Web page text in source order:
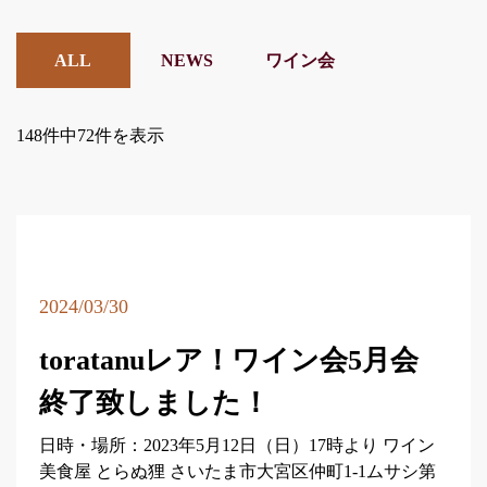
ALL NEWS ワイン会
148件中72件を表示
2024/03/30
toratanuレア！ワイン会5月会
終了致しました！
日時・場所：2023年5月12日（日）17時より ワイン
美食屋 とらぬ狸 さいたま市大宮区仲町1-1ムサシ第